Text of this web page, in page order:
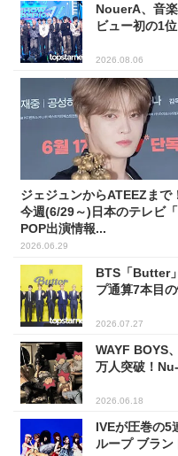
NouerA、音
ビュー初の1
2026.08.06
ジェジュンからATEEZまで
今週(6/29～)日本のテレビ
POP出演情報...
2026.06.29
BTS「Butter
プ通算7本目
2026.07.27
WAYF BOYS
万人突破！
2026.06.18
IVEが圧巻の5
ループ ブラン